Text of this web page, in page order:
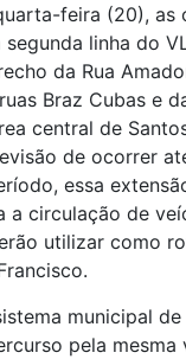
feira (20), as
linha do
da Rua
Braz Cubas e
central de
de ocorrer
essa
a circulação de
utilizar como
municipal
pela mesma